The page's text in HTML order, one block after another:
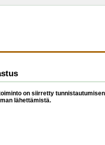
on siirretty
lähettämistä.